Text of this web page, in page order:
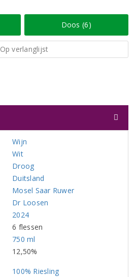
Doos (6)
Op verlanglijst
Wijn
Wit
Droog
Duitsland
Mosel Saar Ruwer
Dr Loosen
2024
6 flessen
750 ml
12,50%
100% Riesling